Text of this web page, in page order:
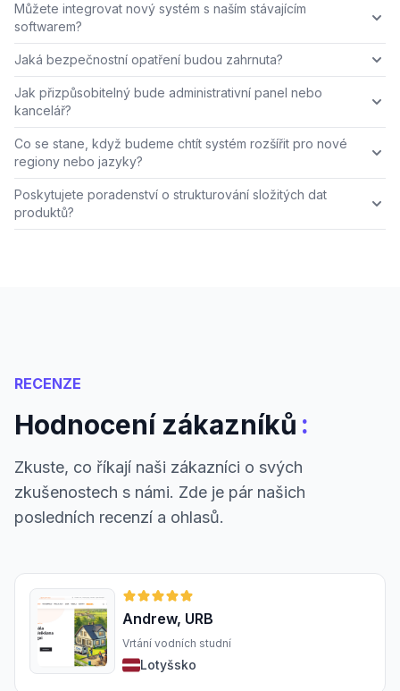
Můžete integrovat nový systém s naším stávajícím
softwarem?
Jaká bezpečnostní opatření budou zahrnuta?
Jak přizpůsobitelný bude administrativní panel nebo
kancelář?
Co se stane, když budeme chtít systém rozšířit pro nové
regiony nebo jazyky?
Poskytujete poradenství o strukturování složitých dat
produktů?
RECENZE
Hodnocení zákazníků :
Zkuste, co říkají naši zákazníci o svých
zkušenostech s námi. Zde je pár našich
posledních recenzí a ohlasů.
Andrew, URB
Vrtání vodních studní
Lotyšsko